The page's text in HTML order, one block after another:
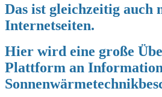
Das ist gleichzeitig
Internetseiten.
Hier wird eine große
Plattform an